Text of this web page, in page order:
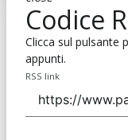
Codice
Clicca sul pulsante
appunti.
RSS link